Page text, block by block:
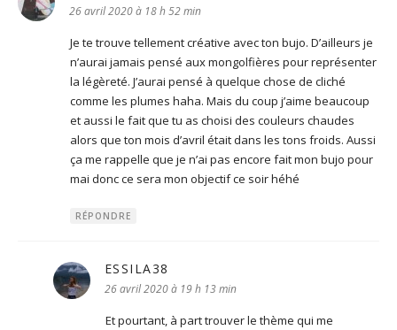
26 avril 2020 à 18 h 52 min
Je te trouve tellement créative avec ton bujo. D’ailleurs je
n’aurai jamais pensé aux mongolfières pour représenter
la légèreté. J’aurai pensé à quelque chose de cliché
comme les plumes haha. Mais du coup j’aime beaucoup
et aussi le fait que tu as choisi des couleurs chaudes
alors que ton mois d’avril était dans les tons froids. Aussi
ça me rappelle que je n’ai pas encore fait mon bujo pour
mai donc ce sera mon objectif ce soir héhé
RÉPONDRE
ESSILA38
26 avril 2020 à 19 h 13 min
Et pourtant, à part trouver le thème qui me